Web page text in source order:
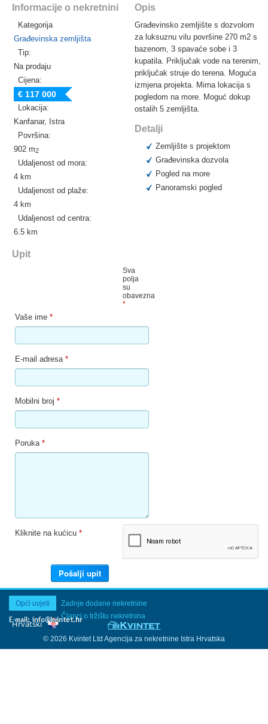
Informacije o nekretnini
Kategorija
Građevinska zemljišta
Tip:
Na prodaju
Cijena:
€ 117 000
Lokacija:
Kanfanar, Istra
Površina:
902 m2
Udaljenost od mora:
4 km
Udaljenost od plaže:
4 km
Udaljenost od centra:
6.5 km
Upit
Sva
polja
su
obavezna
*
Vaše ime *
E-mail adresa *
Mobilni broj *
Poruka *
Kliknite na kućicu *
Opis
Građevinsko zemljište s dozvolom
za luksuznu vilu površine 270 m2 s
bazenom, 3 spavaće sobe i 3
kupatila. Priključak vode na terenim,
priključak struje do terena. Moguća
izmjena projekta. Mirna lokacija s
pogledom na more. Moguć dokup
ostalih 5 zemljišta.
Detalji
Zemljište s projektom
Građevinska dozvola
Pogled na more
Panoramski pogled
Opći uvjeti
Zadnje dodane nekretnine
Članci o tržištu nekretnina
© 2026 Kvintet Ltd Agencija za nekretnine Istra Hrvatska